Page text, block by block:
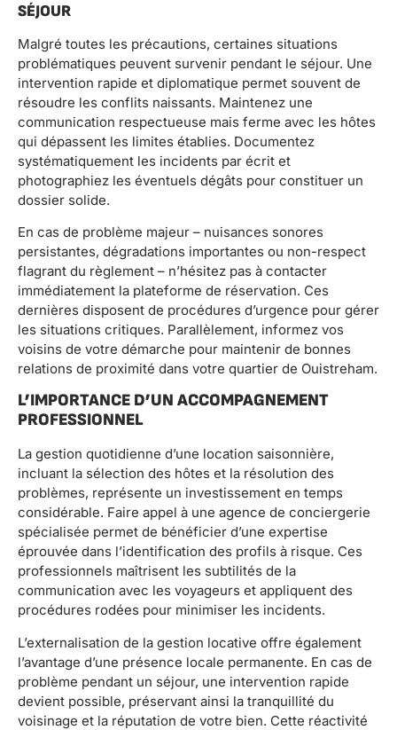
SÉJOUR
Malgré toutes les précautions, certaines situations
problématiques peuvent survenir pendant le séjour. Une
intervention rapide et diplomatique permet souvent de
résoudre les conflits naissants. Maintenez une
communication respectueuse mais ferme avec les hôtes
qui dépassent les limites établies. Documentez
systématiquement les incidents par écrit et
photographiez les éventuels dégâts pour constituer un
dossier solide.
En cas de problème majeur – nuisances sonores
persistantes, dégradations importantes ou non-respect
flagrant du règlement – n’hésitez pas à contacter
immédiatement la plateforme de réservation. Ces
dernières disposent de procédures d’urgence pour gérer
les situations critiques. Parallèlement, informez vos
voisins de votre démarche pour maintenir de bonnes
relations de proximité dans votre quartier de Ouistreham.
L’IMPORTANCE D’UN ACCOMPAGNEMENT
PROFESSIONNEL
La gestion quotidienne d’une location saisonnière,
incluant la sélection des hôtes et la résolution des
problèmes, représente un investissement en temps
considérable. Faire appel à une agence de conciergerie
spécialisée permet de bénéficier d’une expertise
éprouvée dans l’identification des profils à risque. Ces
professionnels maîtrisent les subtilités de la
communication avec les voyageurs et appliquent des
procédures rodées pour minimiser les incidents.
L’externalisation de la gestion locative offre également
l’avantage d’une présence locale permanente. En cas de
problème pendant un séjour, une intervention rapide
devient possible, préservant ainsi la tranquillité du
voisinage et la réputation de votre bien. Cette réactivité